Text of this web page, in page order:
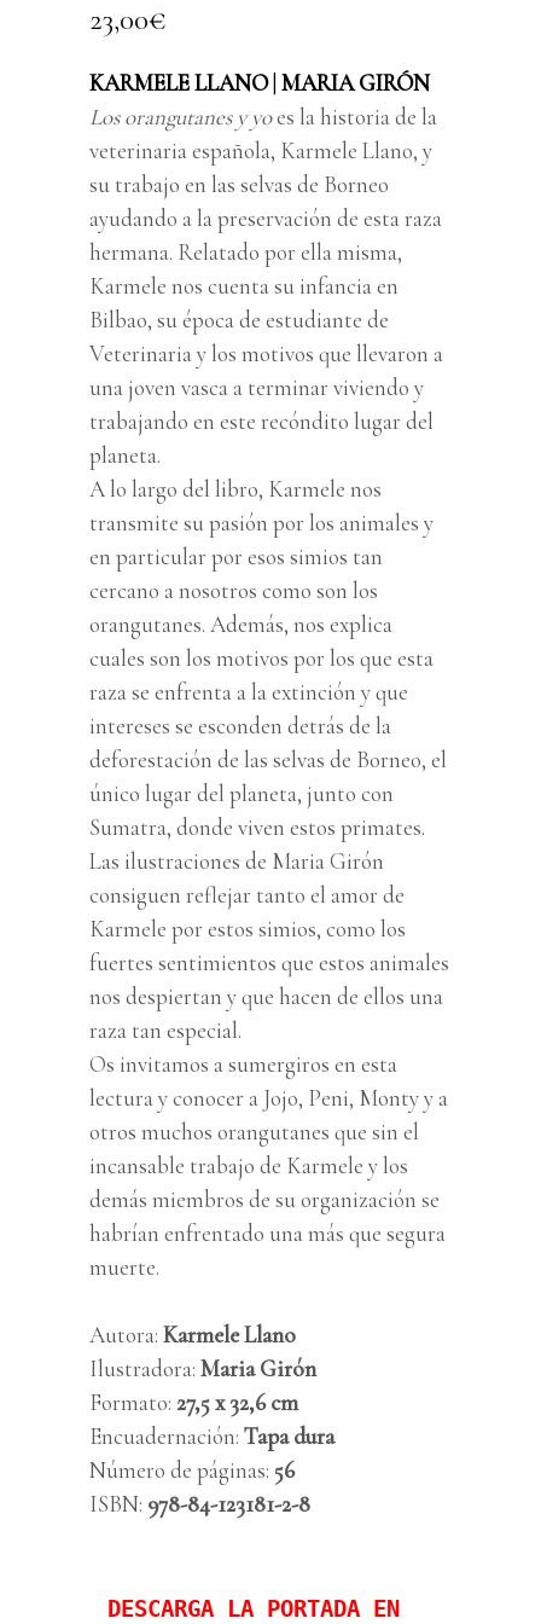
23,00€
KARMELE LLANO| MARIA GIRÓN
Los orangutanes y yoes la historia de la
veterinaria española, Karmele Llano, y
su trabajo en las selvas de Borneo
ayudando a la preservación de esta raza
hermana. Relatado por ella misma,
Karmele nos cuenta su infancia en
Bilbao, su época de estudiante de
Veterinaria y los motivos que llevaron a
una joven vasca a terminar viviendo y
trabajando en este recóndito lugar del
planeta.
A lo largo del libro, Karmele nos
transmite su pasión por los animales y
en particular por esos simios tan
cercano a nosotros como son los
orangutanes. Además, nos explica
cuales son los motivos por los que esta
raza se enfrenta a la extinción y que
intereses se esconden detrás de la
deforestación de las selvas de Borneo, el
único lugar del planeta, junto con
Sumatra, donde viven estos primates.
Las ilustraciones de Maria Girón
consiguen reflejar tanto el amor de
Karmele por estos simios, como los
fuertes sentimientos que estos animales
nos despiertan y que hacen de ellos una
raza tan especial.
Os invitamos a sumergiros en esta
lectura y conocer a Jojo, Peni, Monty y a
otros muchos orangutanes que sin el
incansable trabajo de Karmele y los
demás miembros de su organización se
habrían enfrentado una más que segura
muerte.
Autora: Karmele Llano
Ilustradora: Maria Girón
Formato: 27,5 x 32,6 cm
Encuadernación: Tapa dura
Número de páginas: 56
ISBN: 978-84-123181-2-8
DESCARGA LA PORTADA EN